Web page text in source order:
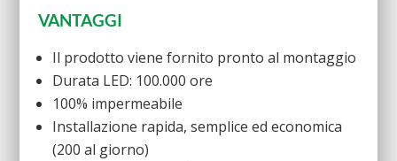
VANTAGGI
Il prodotto viene fornito pronto al montaggio
Durata LED: 100.000 ore
100% impermeabile
Installazione rapida, semplice ed economica
(200 al giorno)